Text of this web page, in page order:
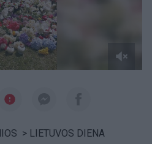
> LIETUVOS DIENA